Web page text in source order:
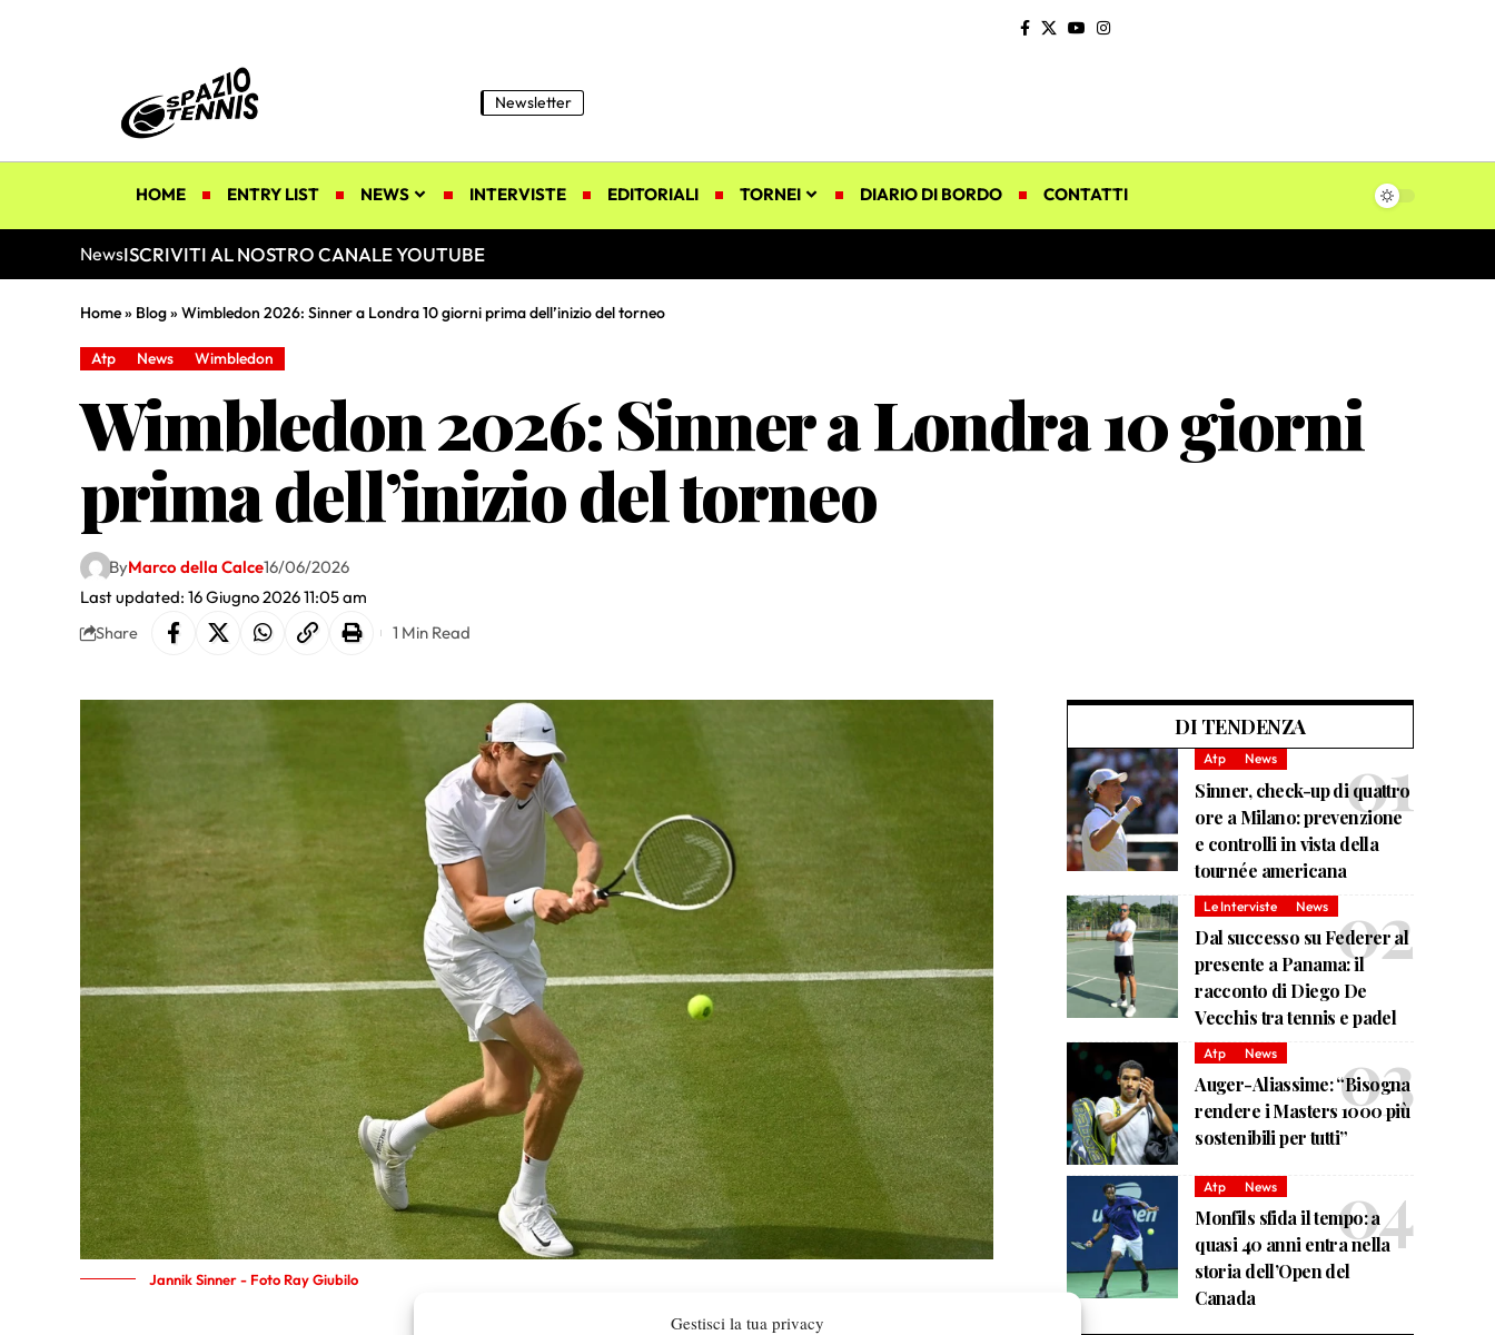
Gestisci la tua privacy
Newsletter
HOME ENTRY LIST NEWS INTERVISTE EDITORIALI TORNEI DIARIO DI BORDO CONTATTI
NewsISCRIVITI AL NOSTRO CANALE YOUTUBE
Home» Blog» Wimbledon 2026: Sinner a Londra 10 giorni prima dell’inizio del torneo
Atp News Wimbledon
Wimbledon 2026: Sinner a Londra 10 giorni
prima dell’inizio del torneo
Last updated: 16 Giugno 2026 11:05 am
ByMarco della Calce16/06/2026
Share 1 Min Read
Jannik Sinner - Foto Ray Giubilo
DI TENDENZA
Atp News
Sinner, check-up di quattro
ore a Milano: prevenzione
e controlli in vista della
tournée americana
Le Interviste News
Dal successo su Federer al
presente a Panama: il
racconto di Diego De
Vecchis tra tennis e padel
Atp News
Auger-Aliassime: “Bisogna
rendere i Masters 1000 più
sostenibili per tutti”
Atp News
Monfils sfida il tempo: a
quasi 40 anni entra nella
storia dell’Open del
Canada